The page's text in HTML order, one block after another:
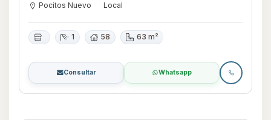
Pocitos Nuevo Local
1 58 63 m²
Consultar Whatsapp